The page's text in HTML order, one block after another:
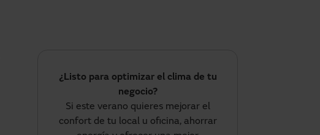
¿Listo para optimizar el clima de tu
negocio?
Si este verano quieres mejorar el
confort de tu local u oficina, ahorrar